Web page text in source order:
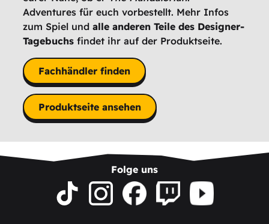
Adventures für euch vorbestellt. Mehr Infos
zum Spiel undalle anderen Teile des Designer-
Tagebuchs findet ihr auf der Produktseite.
Fachhändler finden
Produktseite ansehen
Folge uns